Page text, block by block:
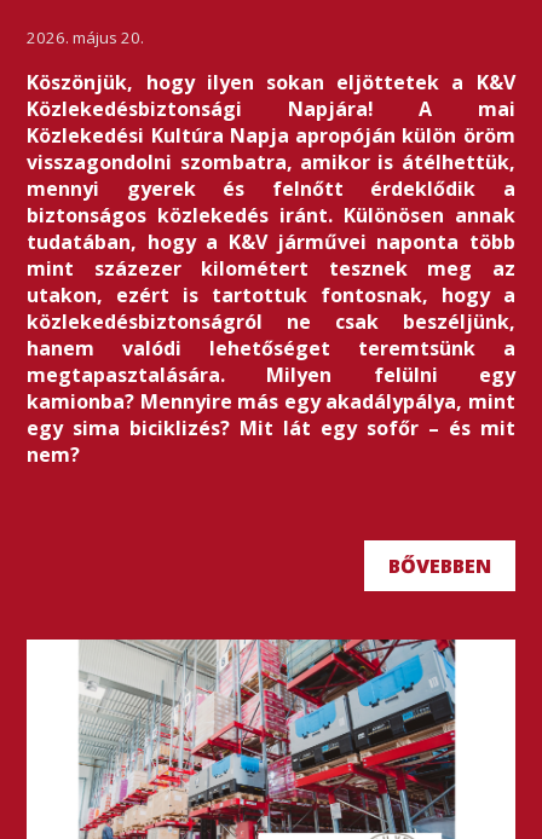
2026. május 20.
Köszönjük, hogy ilyen sokan eljöttetek a K&V
Közlekedésbiztonsági Napjára! A mai
Közlekedési Kultúra Napja apropóján külön öröm
visszagondolni szombatra, amikor is átélhettük,
mennyi gyerek és felnőtt érdeklődik a
biztonságos közlekedés iránt. Különösen annak
tudatában, hogy a K&V járművei naponta több
mint százezer kilométert tesznek meg az
utakon, ezért is tartottuk fontosnak, hogy a
közlekedésbiztonságról ne csak beszéljünk,
hanem valódi lehetőséget teremtsünk a
megtapasztalására. Milyen felülni egy
kamionba? Mennyire más egy akadálypálya, mint
egy sima biciklizés? Mit lát egy sofőr – és mit
nem?
BŐVEBBEN